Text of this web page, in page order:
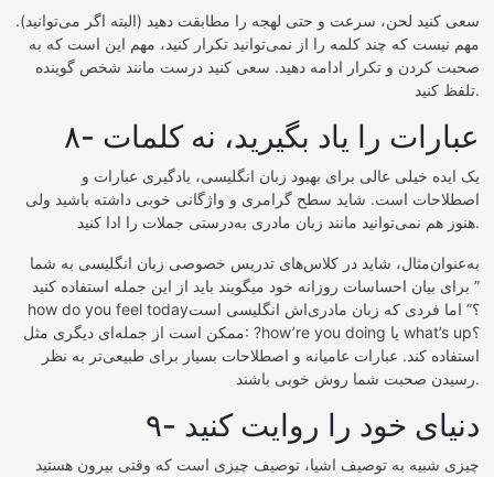
سعی کنید لحن، سرعت و حتی لهجه را مطابقت دهید (البته اگر می‌توانید).
مهم نیست که چند کلمه را از نمی‌توانید تکرار کنید، مهم این است که به
صحبت کردن و تکرار ادامه دهید. سعی کنید درست مانند شخص گوینده
تلفظ کنید.
۸- عبارات را یاد بگیرید، نه کلمات
یک ایده خیلی عالی برای بهبود زبان انگلیسی، یادگیری عبارات و
اصطلاحات است. شاید سطح گرامری و واژگانی خوبی داشته باشید ولی
هنوز هم نمی‌توانید مانند زبان مادری به‌درستی جملات را ادا کنید.
به‌عنوان‌مثال، شاید در کلاس‌های تدریس خصوصی زبان انگلیسی به شما
برای بیان احساسات روزانه خود میگویند باید از این جمله استفاده کنید ”
how do you feel today؟” اما فردی که زبان مادری‌اش انگلیسی است
ممکن است از جمله‌ای دیگری مثل: ?how’re you doing یا what’s up؟
استفاده کند. عبارات عامیانه و اصطلاحات بسیار برای طبیعی‌تر به نظر
رسیدن صحبت شما روش خوبی باشند.
۹- دنیای خود را روایت کنید
چیزی شبیه به توصیف اشیا، توصیف چیزی است که وقتی بیرون هستید